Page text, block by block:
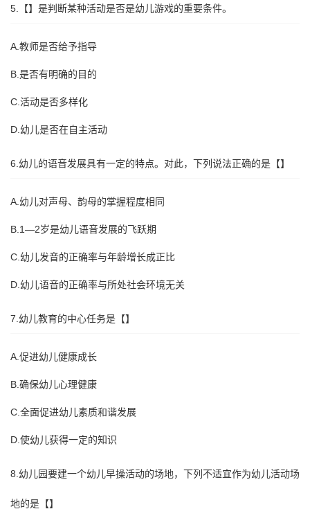
5.【】是判断某种活动是否是幼儿游戏的重要条件。
A.教师是否给予指导
B.是否有明确的目的
C.活动是否多样化
D.幼儿是否在自主活动
6.幼儿的语音发展具有一定的特点。对此，下列说法正确的是【】
A.幼儿对声母、韵母的掌握程度相同
B.1—2岁是幼儿语音发展的飞跃期
C.幼儿发音的正确率与年龄增长成正比
D.幼儿语音的正确率与所处社会环境无关
7.幼儿教育的中心任务是【】
A.促进幼儿健康成长
B.确保幼儿心理健康
C.全面促进幼儿素质和谐发展
D.使幼儿获得一定的知识
8.幼儿园要建一个幼儿早操活动的场地，下列不适宜作为幼儿活动场
地的是【】